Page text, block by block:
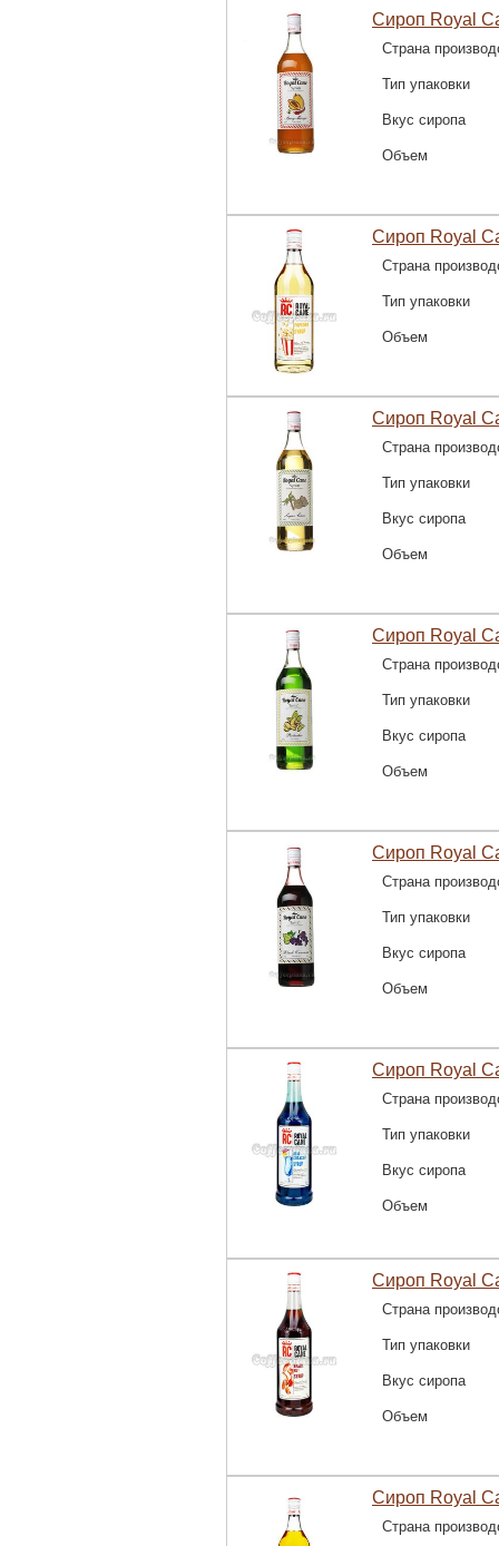
Сироп Royal
Страна
Тип упаковки
Вкус сиропа
Объем
Сироп Royal
Страна
Тип упаковки
Объем
Сироп Royal
Страна
Тип упаковки
Вкус сиропа
Объем
Сироп Royal
Страна
Тип упаковки
Вкус сиропа
Объем
Сироп Royal
Страна
Тип упаковки
Вкус сиропа
Объем
Сироп Royal
Страна
Тип упаковки
Вкус сиропа
Объем
Сироп Royal
Страна
Тип упаковки
Вкус сиропа
Объем
Сироп Royal
Страна